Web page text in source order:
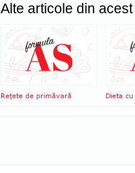
Alte articole din
Reţete de primăvară Dieta